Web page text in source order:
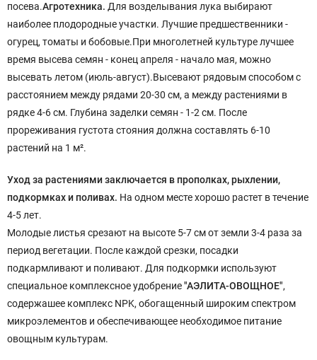
посева.Агротехника. Для возделывания лука выбирают
наиболее плодородные участки. Лучшие предшественники -
огурец, томаты и бобовые.При многолетней культуре лучшее
время высева семян - конец апреля - начало мая, можно
высевать летом (июль-август).Высевают рядовым способом с
расстоянием между рядами 20-30 см, а между растениями в
рядке 4-6 см. Глубина заделки семян - 1-2 см. После
прореживания густота стояния должна составлять 6-10
растений на 1 м².
Уход за растениями заключается в прополках, рыхлении,
подкормках и поливах. На одном месте хорошо растет в течение
4-5 лет.
Молодые листья срезают на высоте 5-7 см от земли 3-4 раза за
период вегетации. После каждой срезки, посадки
подкармливают и поливают. Для подкормки используют
специальное комплексное удобрение"АЭЛИТА-ОВОЩНОЕ",
содержашее комплекс NPK, обогащенный широким спектром
микроэлементов и обеспечивающее необходимое питание
овощным культурам.